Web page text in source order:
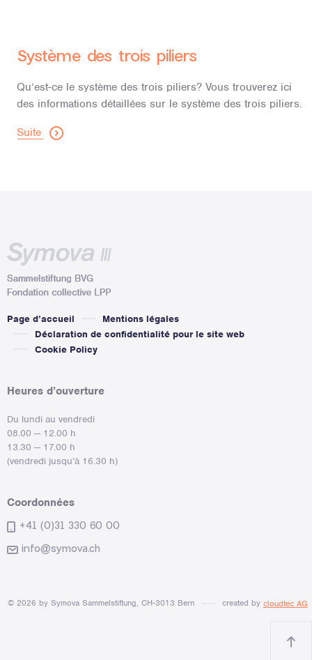
Système des trois piliers
Qu’est-ce le système des trois piliers? Vous trouverez ici
des informations détaillées sur le système des trois piliers.
Suite
Page d’accueil
Mentions légales
Déclaration de confidentialité pour le site web
Cookie Policy
© 2026 by Symova Sammelstiftung, CH-3013 Bern created by cloudtec AG
Heures d’ouverture
Du lundi au vendredi
08.00 — 12.00 h
13.30 — 17.00 h
(vendredi jusqu’à 16.30 h)
Coordonnées
+41 (0)31 330 60 00
info@symova.ch